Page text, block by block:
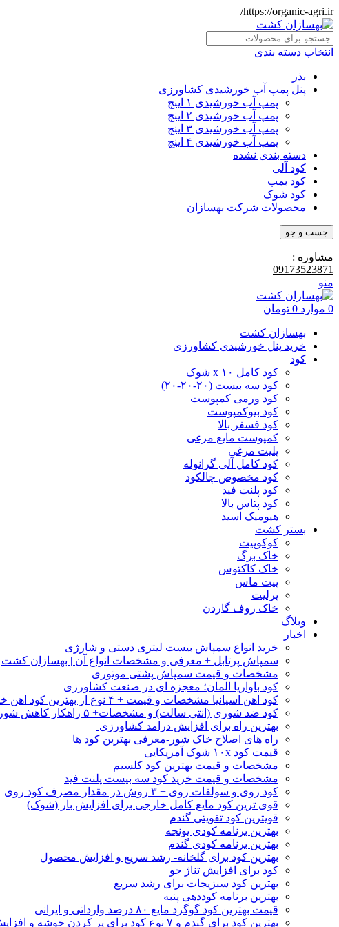
https://organic-agri.ir/
انتخاب دسته بندی
بذر
پنل پمپ آب خورشیدی کشاورزی
پمپ آب خورشیدی ۱ اینچ
پمپ آب خورشیدی ۲ اینچ
پمپ آب خورشیدی ۳ اینچ
پمپ آب خورشیدی ۴ اینچ
دسته بندی نشده
کود آلی
کود بمب
کود شوک
محصولات شرکت بهسازان
جست و جو
مشاوره :
09173523871
منو
0 موارد 0 تومان
بهسازان کشت
خرید پنل خورشیدی کشاورزی
کود
کود کامل ۱۰ x شوک
کود سه بیست (۲۰-۲۰-۲۰)
کود ورمی کمپوست
کود بیوکمپوست
کود فسفر بالا
کمپوست مایع مرغی
پلیت مرغی
کود کامل آلی گرانوله
کود مخصوص چالکود
کود پلنت فید
کود پتاس بالا
هیومیک اسید
بستر کشت
کوکوپیت
خاک برگ
خاک کاکتوس
پیت ماس
پرلیت
خاک روف گاردن
وبلاگ
اخبار
خرید انواع سمپاش بیست لیتری دستی و شارژی
سمپاش پرتابل + معرفی و مشخصات انواع آن | بهسازان کشت
مشخصات و قیمت سمپاش پشتی موتوری
کود باواریا المان؛ معجزه ای در صنعت کشاورزی
کود اهن اسپانیا مشخصات و قیمت + ۴ نوع از بهترین کود اهن خارجی
کود ضد شوری (انتی سالت) و مشخصات+ ۵ راهکار کاهش شوری خاک
بهترین راه برای افزایش درامد کشاورزی
راه های اصلاح خاک شور-معرفی بهترین کود ها
قیمت کود ۱۰x شوک آمریکایی
مشخصات و قیمت بهترین کود کلسیم
مشخصات و قیمت خرید کود سه بیست پلنت فید
کود روی و سولفات روی + ۳ روش در مقدار مصرف کود روی
قوی ترین کود مایع کامل خارجی برای افزایش بار (شوک)
قویترین کود تقویتی گندم
بهترین برنامه کودی یونجه
بهترین برنامه کودی گندم
بهترین کود برای گلخانه- رشد سریع و افزایش محصول
کود برای افزایش تناژ جو
بهترین کود سبزیجات برای رشد سریع
بهترین برنامه کوددهی پنبه
قیمت بهترین کود گوگرد مایع ۸۰ درصد وارداتی و ایرانی
بهترین کود برای گندم و ۷ نوع کود برای پر کردن خوشه و افزایش تناژ